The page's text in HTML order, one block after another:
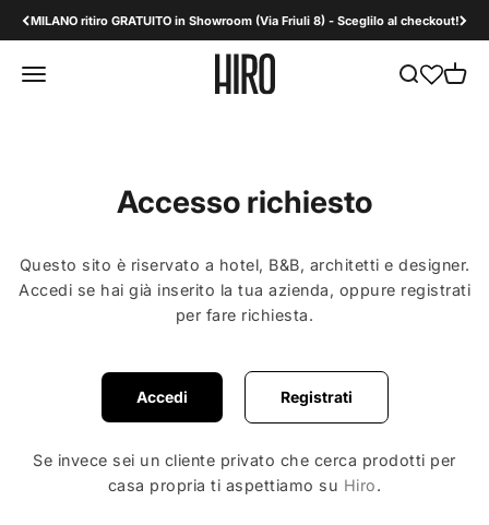
MILANO ritiro GRATUITO in Showroom (Via Friuli 8) - Sceglilo al checkout!
Apri il menu di navigazione HiroDesign B2B Mostra il
Accesso richiesto
Questo sito è riservato a hotel, B&B, architetti e designer.
Accedi se hai già inserito la tua azienda, oppure registrati
per fare richiesta.
Accedi Registrati
Se invece sei un cliente privato che cerca prodotti per
casa propria ti aspettiamo su Hiro.